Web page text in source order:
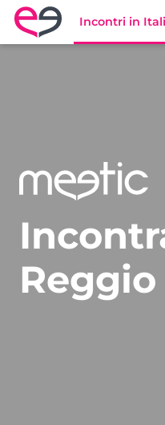
Meetic Italia
Incontri in